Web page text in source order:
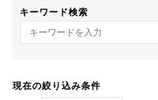
キーワード検索
キーワード検索
現在の絞り込み条件